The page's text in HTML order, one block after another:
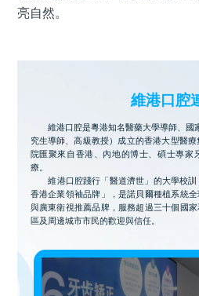
亮自然。
維港口腔
維港口腔是粵港知名醫藥大學導師、國
究生導師、高級教授）成立的香港大型醫
院匯聚來自香港、內地的博士、碩士專家
療。
維港口腔踐行「醫道濟世」的大學校
香港企業領袖品牌」，是諾貝爾種植系統
與廣東衛視推薦品牌，服務超過三十個國
區及周邊城市市民的歡迎與信任。